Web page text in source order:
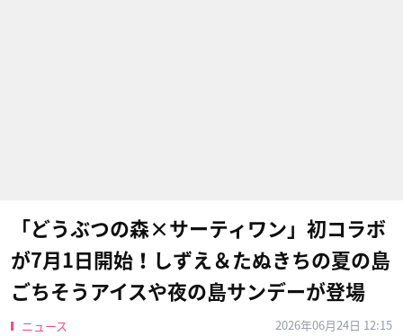
「どうぶつの森×サーティワン」初コラボ
が7月1日開始！しずえ＆たぬきちの夏の島
ごちそうアイスや夜の島サンデーが登場
ニュース 2026年06月24日 12:15